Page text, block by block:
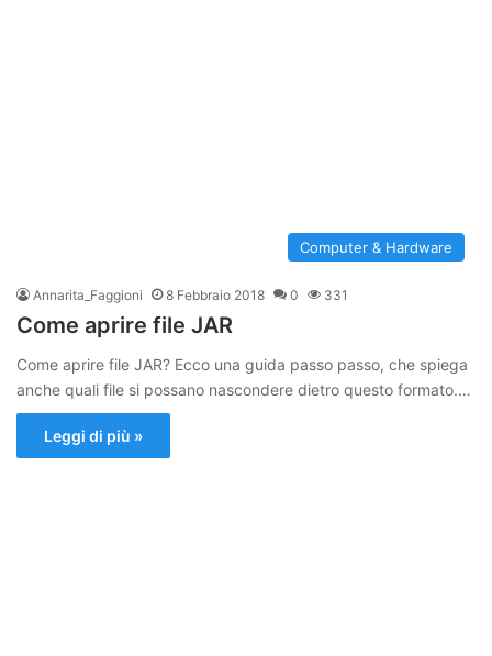
Computer & Hardware
Annarita_Faggioni 8 Febbraio 2018 0 331
Come aprire file JAR
Come aprire file JAR? Ecco una guida passo passo, che spiega
anche quali file si possano nascondere dietro questo formato.…
Leggi di più »